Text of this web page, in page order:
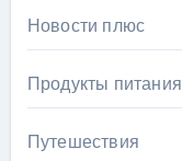
Новости плюс
Продукты питания
Путешествия